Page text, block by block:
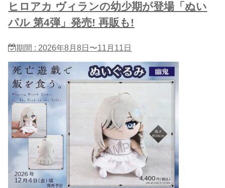
ヒロアカ ヴィランの幼少期が登場「ぬい
パル 第4弾」発売! 再販も!
期間 : 2026年8月8日〜11月11日